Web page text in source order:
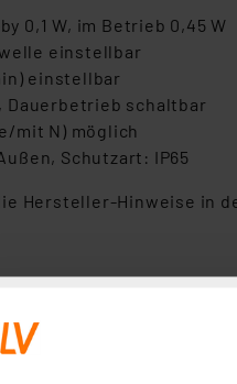
0,1 W, im Betrieb 0,45 W
einstellbar
einstellbar
Dauerbetrieb schaltbar
mit N) möglich
Schutzart: IP65
Hersteller-Hinweise in